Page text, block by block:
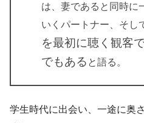
は、妻であると同時に
いくパートナー、そし
を最初に聴く観客
でもある と語る。
学生時代に出会い、一途に奥